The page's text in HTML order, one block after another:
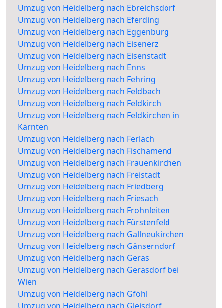
Umzug von Heidelberg nach Ebreichsdorf
Umzug von Heidelberg nach Eferding
Umzug von Heidelberg nach Eggenburg
Umzug von Heidelberg nach Eisenerz
Umzug von Heidelberg nach Eisenstadt
Umzug von Heidelberg nach Enns
Umzug von Heidelberg nach Fehring
Umzug von Heidelberg nach Feldbach
Umzug von Heidelberg nach Feldkirch
Umzug von Heidelberg nach Feldkirchen in
Kärnten
Umzug von Heidelberg nach Ferlach
Umzug von Heidelberg nach Fischamend
Umzug von Heidelberg nach Frauenkirchen
Umzug von Heidelberg nach Freistadt
Umzug von Heidelberg nach Friedberg
Umzug von Heidelberg nach Friesach
Umzug von Heidelberg nach Frohnleiten
Umzug von Heidelberg nach Fürstenfeld
Umzug von Heidelberg nach Gallneukirchen
Umzug von Heidelberg nach Gänserndorf
Umzug von Heidelberg nach Geras
Umzug von Heidelberg nach Gerasdorf bei
Wien
Umzug von Heidelberg nach Gföhl
Umzug von Heidelberg nach Gleisdorf